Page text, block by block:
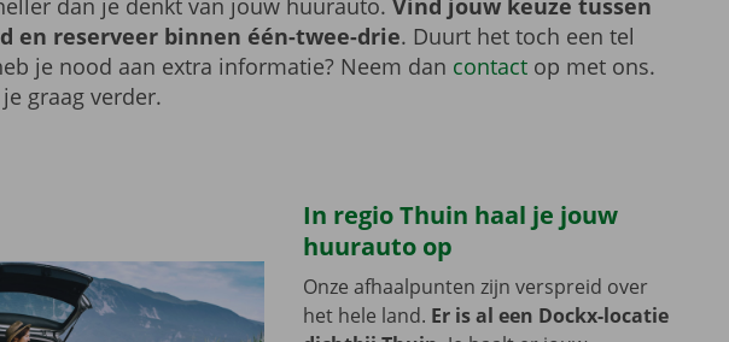
dan je denkt van jouw huurauto. Vind jouw keuze tussen
en reserveer binnen één-twee-drie. Duurt het toch een tel
je nood aan extra informatie? Neem dan contactop met ons.
graag verder.
In regio Thuin haal je jouw
huurauto op
Onze afhaalpunten zijn verspreid over
het hele land. Er is al een Dockx-locatie